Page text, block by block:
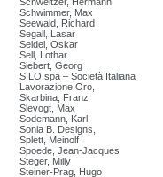
Schwimmer, Max
Seewald, Richard
Segall, Lasar
Seidel, Oskar
Sell, Lothar
Siebert, Georg
SILO spa – Società Italiana
Lavorazione Oro,
Skarbina, Franz
Slevogt, Max
Sodemann, Karl
Sonia B. Designs,
Splett, Meinolf
Spoede, Jean-Jacques
Steger, Milly
Steiner-Prag, Hugo